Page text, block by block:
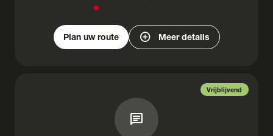
Plan uw route add_circle Meer details
Vrijblijvend
chat